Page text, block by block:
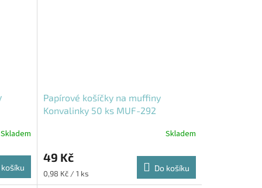
Skladem
košíku
Papírové košíčky na muffiny
Konvalinky 50 ks MUF-292
Skladem
49 Kč
Měrná
cena:
0,98 Kč / 1 ks
Do košíku